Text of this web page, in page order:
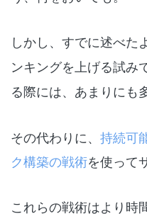
しかし、すでに述べた
ンキングを上げる試み
る際には、あまりにも
その代わりに、 持続可
ク構築の戦術を使って
これらの戦術はより時